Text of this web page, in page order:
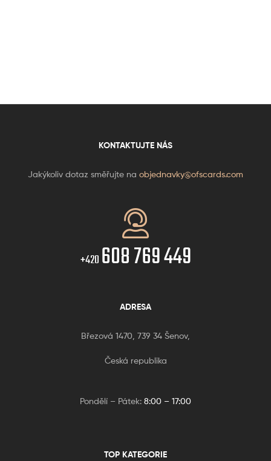
KONTAKTUJTE NÁS
Jakýkoliv dotaz směřujte na objednavky@ofscards.com
+420 608 769 449
ADRESA
Březová 1470, 739 34 Šenov,
Česká republika
Pondělí – Pátek: 8:00 – 17:00
TOP KATEGORIE